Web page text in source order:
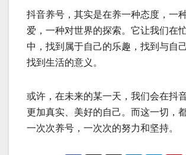
抖音养号，其实是在养一种态度，一
爱，一种对世界的探索。它让我们在
中，找到属于自己的乐趣，找到与自
找到生活的意义。
或许，在未来的某一天，我们会在抖
更加真实、美好的自己。而这一切，
一次次养号，一次次的努力和坚持。